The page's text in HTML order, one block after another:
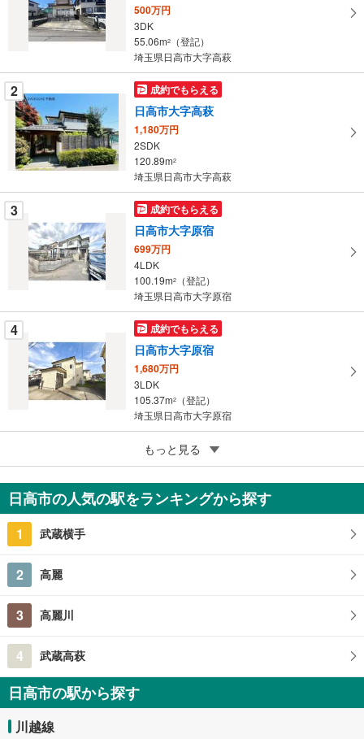
件
を
マ
イ
ペ
ー
に
保
500万円
3DK
55.06m2
（登記）
埼玉県日高市大字高萩
2 成約でもらえる
日高市大字高萩
1,180万円
2SDK
120.89m2
埼玉県日高市大字高萩
3 成約でもらえる
日高市大字原宿
699万円
4LDK
100.19m2
（登記）
埼玉県日高市大字原宿
4 成約でもらえる
日高市大字原宿
1,680万円
3LDK
105.37m2
（登記）
埼玉県日高市大字原宿
成約でもらえる
日高市武蔵台1丁目
1,380万円
4SLDK
もっと見る
日高市の人気の駅をランキングから探す
1 武蔵横手
2 高麗
3 高麗川
4 武蔵高萩
日高市の駅から探す
川越線